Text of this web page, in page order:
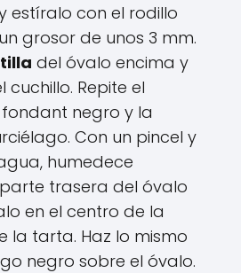
estíralo con el rodillo
grosor de unos 3 mm.
del óvalo encima y
Repite el
negro y la
Con un pincel y
humedece
trasera del óvalo
en el centro de la
la tarta. Haz lo mismo
negro sobre el óvalo.